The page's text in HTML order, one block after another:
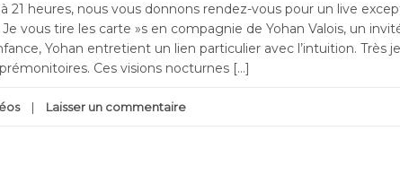
21 heures, nous vous donnons rendez-vous pour un live
Je vous tire les carte »s en compagnie de Yohan Valois, un
Yohan entretient un lien particulier avec l’intuition. Très
Ces visions nocturnes […]
Laisser un commentaire